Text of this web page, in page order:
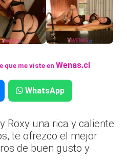
que me viste en Wenas.cl
WhatsApp
Roxy una rica y caliente
te ofrezco el mejor
de buen gusto y